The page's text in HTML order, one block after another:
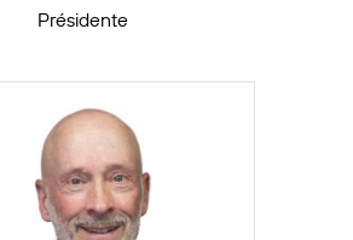
Présidente